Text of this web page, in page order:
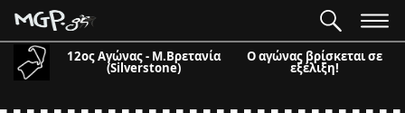
12ος Αγώνας - Μ.Βρετανία
(Silverstone)
Ο αγώνας βρίσκεται σε
εξέλιξη!